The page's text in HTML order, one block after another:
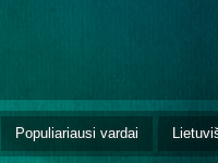
Populiariausi vardai